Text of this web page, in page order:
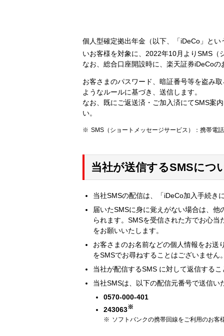
個人型確定拠出年金（以下、「iDeCo」と
いお客様を対象に、2022年10月よりSMS（
なお、総合口座開設時に、楽天証券iDeCo
お客さまのパスワード、暗証番号等を盗み
ようなルールに基づき、送信します。
なお、既にご返送済・ご加入済にてSMS案
い。
SMS（ショートメッセージサービス）：携帯電
当社が送信するSMSにつ
当社SMSの配信は、「iDeCo加入手続き
届いたSMSに身に覚えがない場合は、
られます。SMSを受信された方でお心
をお願いいたします。
お客さまのお名前などの個人情報をお送
をSMSでお尋ねすることはございません
当社が配信するSMS に対して返信する
当社SMSは、以下の配信元番号で送信
0570-000-401
243063※
ソフトバンクの携帯回線をご利用のお